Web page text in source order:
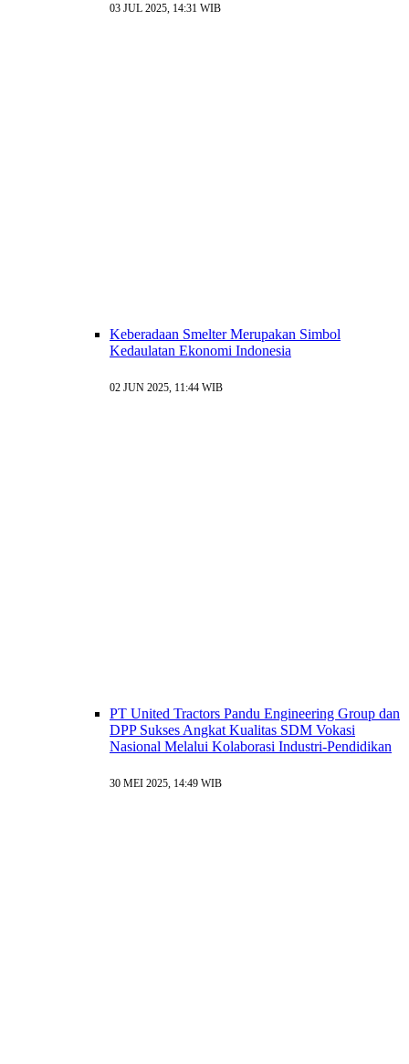
03 JUL 2025, 14:31 WIB
Keberadaan Smelter Merupakan Simbol
Kedaulatan Ekonomi Indonesia
02 JUN 2025, 11:44 WIB
PT United Tractors Pandu Engineering Group dan
DPP Sukses Angkat Kualitas SDM Vokasi
Nasional Melalui Kolaborasi Industri-Pendidikan
30 MEI 2025, 14:49 WIB